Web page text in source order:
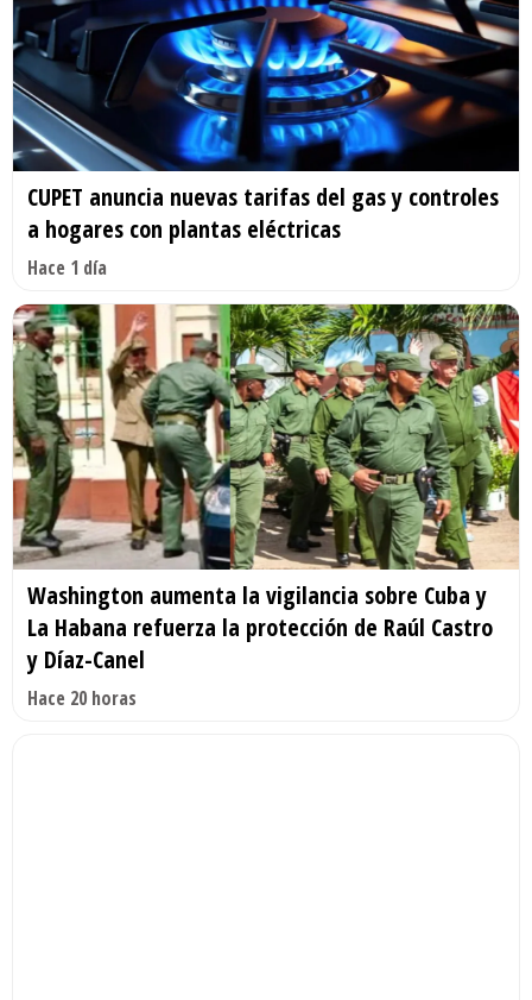
CUPET anuncia nuevas tarifas del gas y controles
a hogares con plantas eléctricas
Hace 1 día
Washington aumenta la vigilancia sobre Cuba y
La Habana refuerza la protección de Raúl Castro
y Díaz-Canel
Hace 20 horas